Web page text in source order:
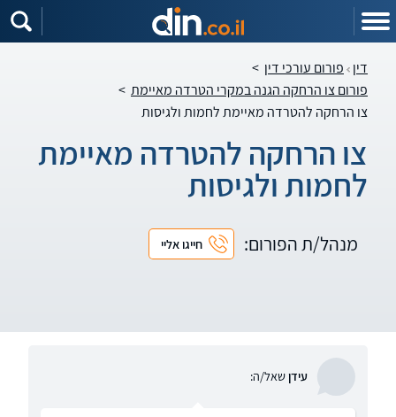
דין פורום עורכי דין >
פורום צו הרחקה הגנה במקרי הטרדה מאיימת >
צו הרחקה להטרדה מאיימת לחמות ולגיסות
צו הרחקה להטרדה מאיימת
לחמות ולגיסות
מנהל/ת הפורום: חייגו אליי
עידןשאל/ה: